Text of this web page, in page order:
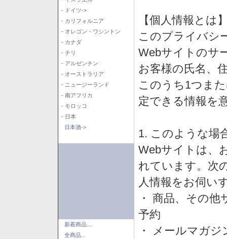
- ドイツ->
- カリフォルニア
- オレゴン・ワシントン
- カナダ
- チリ
- アルゼンチン
- オーストラリア
- ニュージーランド
- 南アフリカ
- モロッコ
- 日本
日本酒->
新着商品...
全商品...
【個人情報とは
このプライバシ
Webサイトのサ
お客様の氏名、
このうち1つま
定できる情報を
1. このような場
Webサイトは、
れています。次
人情報をお伺い
・ 商品、その
予約
・ メールマガ